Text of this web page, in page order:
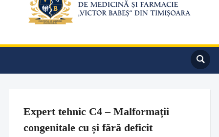
Expert tehnic C4 – Malformații
congenitale cu și fără deficit